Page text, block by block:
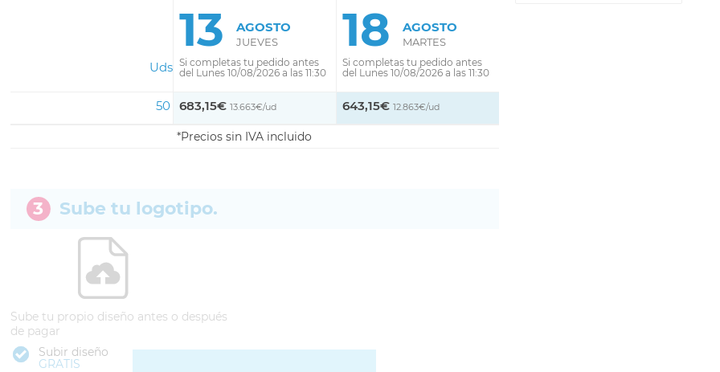
Uds
13 AGOSTO
JUEVES
Si completas tu pedido antes
del Lunes 10/08/2026 a las 11:30
18 AGOSTO
MARTES
Si completas tu pedido antes
del Lunes 10/08/2026 a las 11:30
50 683,15€ 13.663€/ud 643,15€ 12.863€/ud
Precios sin IVA incluido
3 Sube tu logotipo.
Sube tu propio diseño antes o después
de pagar
Subir diseño
GRATIS